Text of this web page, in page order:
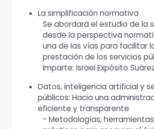
La simplificación normativa
Se abordará el estudio de la
desde la perspectiva
una de las vías para facilitar
prestación de los servicios
Imparte: Israel Expósito
Datos, inteligencia artificial y
públicos: Hacia una
eficiente y transparente
- Metodologías,